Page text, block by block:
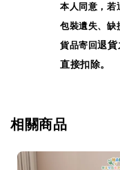
本人同意，若
包裝遺失、缺
貨品寄回退貨
直接扣除。
相關商品